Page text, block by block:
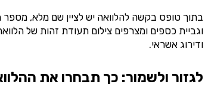
בתוך טופס בקשה להלוואה יש לציין שם מלא,
וגביית כספים ומצרפים צילום תעודת זהות של
ודירוג אשראי.
לגזור ולשמור: כך תבחרו את